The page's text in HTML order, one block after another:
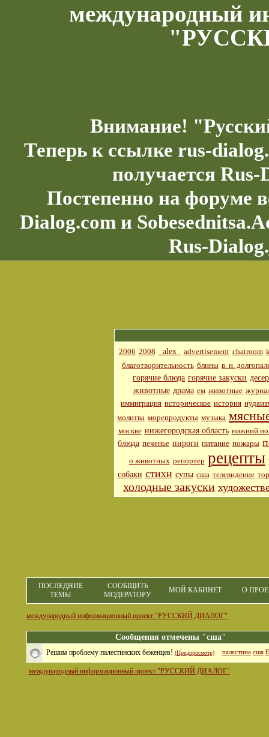
международный
Внимание!
Теперь к ссылке rus-
получается Rus-
Постепенно на форуме
Dialog.com и
Rus-Dialog.
2006 2008 _alex_ advertisement chatroom
благотворительность блины в. и.
горячие блюда горячие закуски
животные драма ем животные
иммиграция историческое история
молитва морепродукты музыка
москве нижегородская область нижний
блюда печенье пироги питание пожары
о животных репортер рецепты
собаки стихи супы сша телевидение
холодные закуски
ПОСЛЕДНИЕ
ТЕМЫ
СООБЩИТЬ
МОДЕРАТОРУ
МОЙ КАБИНЕТ О
международный информационный проект "РУССКИЙ ДИАЛОГ"
Сообщения отмечены "сша"
палестина сша
Решим проблему палестинских беженцев! (Предпросмотр)
международный информационный проект "РУССКИЙ ДИАЛОГ"